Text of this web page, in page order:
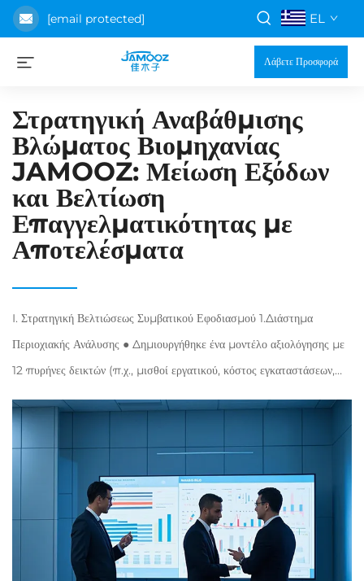
[email protected] EL
Λάβετε Προσφορά
Στρατηγική Αναβάθμισης
Βλώματος Βιομηχανίας
JAMOOZ: Μείωση Εξόδων
και Βελτίωση
Επαγγελματικότητας με
Αποτελέσματα
I. Στρατηγική Βελτιώσεως Συμβατικού Εφοδιασμού 1.Διάστημα
Περιοχιακής Ανάλυσης ● Δημιουργήθηκε ένα μοντέλο αξιολόγησης με
12 πυρήνες δεικτών (π.χ., μισθοί εργατικού, κόστος εγκαταστάσεων,
επιβάρυνση εργατικού, υποστήριξη πολιτικής κλπ.). ● Διεξήχθη
συνολική έρευνα σε δειγματικά επιχειρήματα σε εθνικές βιομηχανικές
ζώνες.